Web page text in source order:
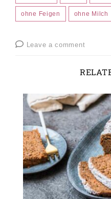
ohne Feigen ohne Milch
Leave a comment